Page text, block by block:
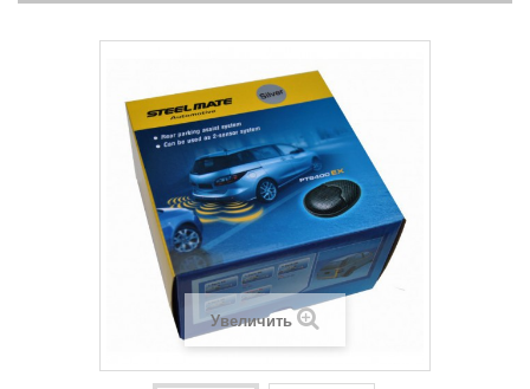
Увеличить